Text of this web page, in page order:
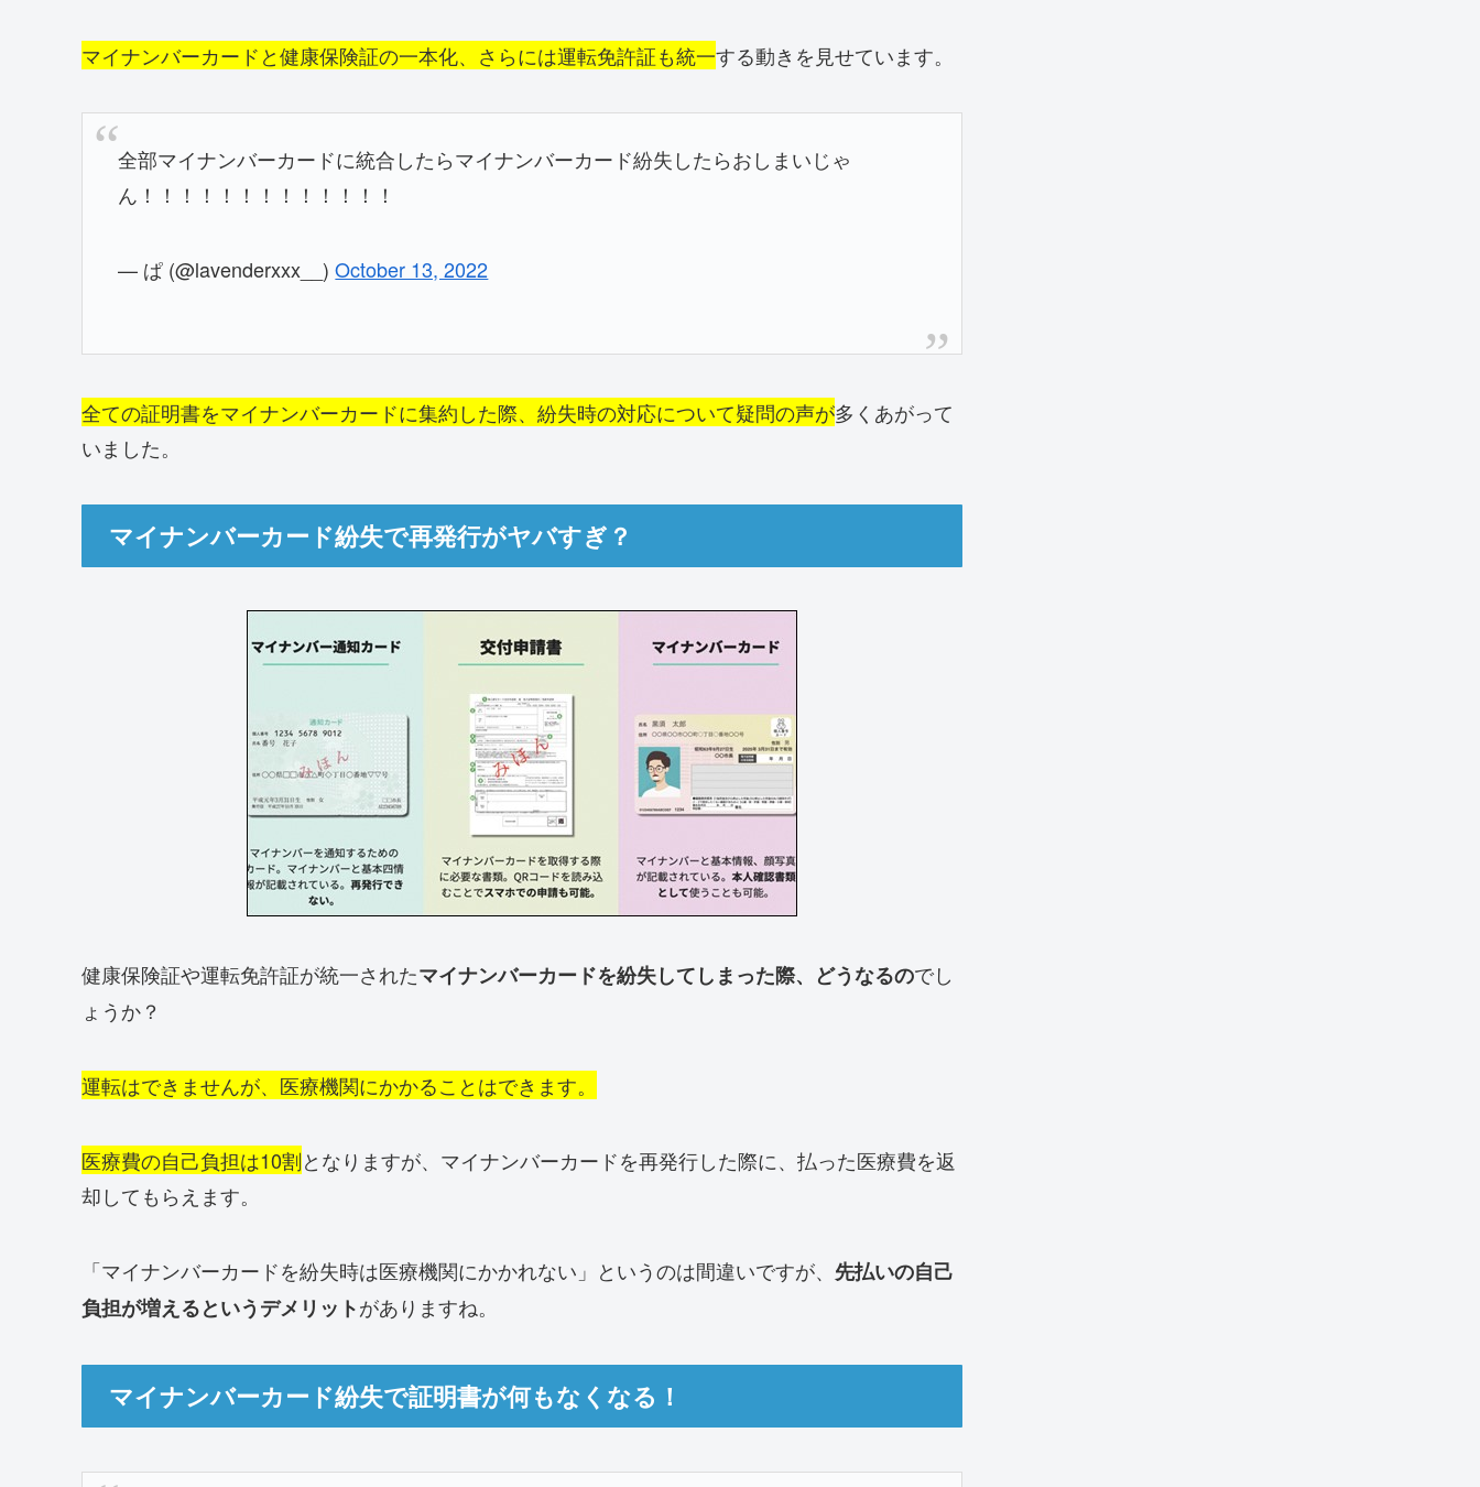
マイナンバーカードと健康保険証の一本化、さらには運転免許証も統一する動きを見せています。
全部マイナンバーカードに統合したらマイナンバーカード紛失したらおしまいじゃ
ん！！！！！！！！！！！！！
— ぱ (@lavenderxxx__)October 13, 2022
全ての証明書をマイナンバーカードに集約した際、紛失時の対応について疑問の声が多くあがって
いました。
マイナンバーカード紛失で再発行がヤバすぎ？
健康保険証や運転免許証が統一されたマイナンバーカードを紛失してしまった際、どうなるのでし
ょうか？
運転はできませんが、医療機関にかかることはできます。
医療費の自己負担は10割となりますが、マイナンバーカードを再発行した際に、払った医療費を返
却してもらえます。
「マイナンバーカードを紛失時は医療機関にかかれない」というのは間違いですが、 先払いの自己
負担が増えるというデメリットがありますね。
マイナンバーカード紛失で証明書が何もなくなる！